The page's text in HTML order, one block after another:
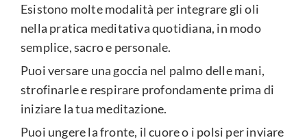
Esistono molte modalità per integrare gli oli
nella pratica meditativa quotidiana, in modo
semplice, sacro e personale.
Puoi versare una goccia nel palmo delle mani,
strofinarle e respirare profondamente prima di
iniziare la tua meditazione.
Puoi ungere la fronte, il cuore o i polsi per inviare